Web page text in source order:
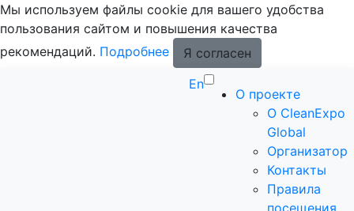
Мы используем файлы cookie для вашего удобства
пользования сайтом и повышения качества
рекомендаций. Подробнее
Я согласен
En
О проекте
О CleanExpo
Global
Организатор
Контакты
Правила
посещения